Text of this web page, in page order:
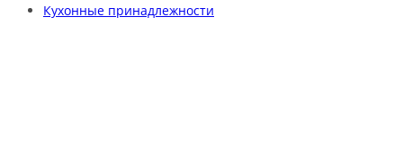
Кухонные принадлежности